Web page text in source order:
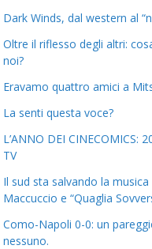
Dark Winds, dal western al
Oltre il riflesso degli altri:
noi?
Eravamo quattro amici a
La senti questa voce?
L’ANNO DEI CINECOMICS:
TV
Il sud sta salvando la
Maccuccio e “Quaglia
Como-Napoli 0-0: un
nessuno.